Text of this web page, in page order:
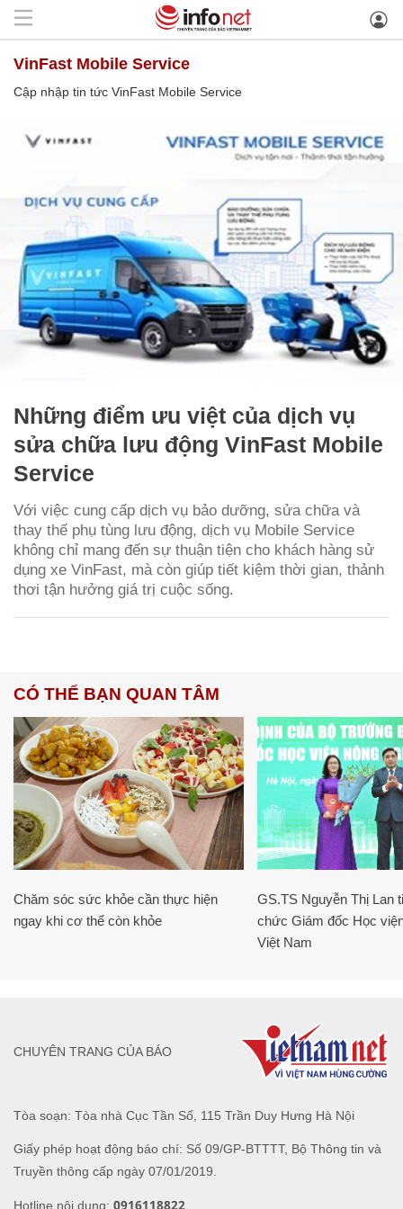
VinFast Mobile Service
Cập nhập tin tức VinFast Mobile Service
Những điểm ưu việt của dịch vụ
sửa chữa lưu động VinFast Mobile
Service
Với việc cung cấp dịch vụ bảo dưỡng, sửa chữa và
thay thế phụ tùng lưu động, dịch vụ Mobile Service
không chỉ mang đến sự thuận tiện cho khách hàng sử
dụng xe VinFast, mà còn giúp tiết kiệm thời gian, thảnh
thơi tận hưởng giá trị cuộc sống.
CÓ THỂ BẠN QUAN TÂM
Chăm sóc sức khỏe cần thực hiện
ngay khi cơ thể còn khỏe
GS.TS Nguyễn Thị Lan
chức Giám đốc Học
Việt Nam
Tòa soạn: Tòa nhà Cục Tần Số, 115 Trần Duy Hưng Hà Nội
Giấy phép hoạt động báo chí: Số 09/GP-BTTTT, Bộ Thông tin và
Truyền thông cấp ngày 07/01/2019.
Hotline nội dung: 0916118822
CHUYÊN TRANG CỦA BÁO